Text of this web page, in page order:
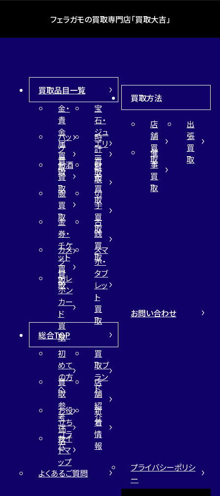
フェラガモの買取専門店「買取大吉」
買取品目一覧
金・
貴
金
属
買
取
宝
石・
ジュ
エリ
ー
買
取
バッ
グ
買
取
時
計
買
取
お酒
買
取
財
布
買
取
服
買
取
切
手
買
取
金
券・
チケ
ット
買
取
古
銭
買
取
カメ
ラ
買
取
スマ
ホ・
タブ
レッ
ト
買
取
テレ
ホン
カー
ド
買
取
買取方法
店
舗
買
取
出
張
買
取
催
事
買
取
総合TOP
初
めて
の方
へ
買
取ブ
ラン
ド
買
取
参
考
価
格
店
舗
紹
介
お役
立ち
コラ
ム
新
着
情
報
サイ
トマ
ップ
お問い合わせ
よくあるご質問
プライバシーポリシ
ー